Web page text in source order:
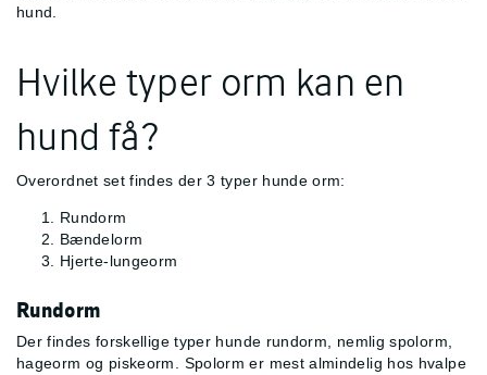
hund.
Hvilke typer orm kan en
hund få?
Overordnet set findes der 3 typer hunde orm:
Rundorm
Bændelorm
Hjerte-lungeorm
Rundorm
Der findes forskellige typer hunde rundorm, nemlig spolorm,
hageorm og piskeorm. Spolorm er mest almindelig hos hvalpe